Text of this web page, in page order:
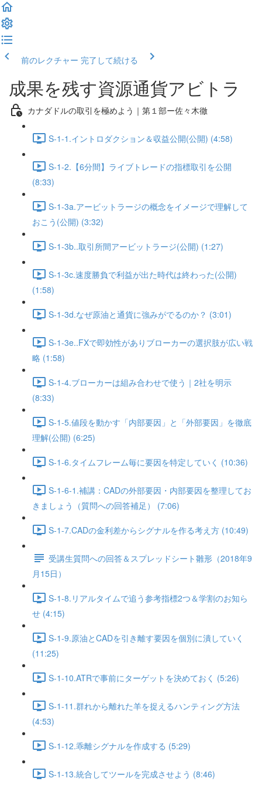
前のレクチャー 完了して続ける
成果を残す資源通貨アビトラ
カナダドルの取引を極めよう｜第１部ー佐々木徹
S-1-1.イントロダクション＆収益公開(公開) (4:58)
S-1-2.【6分間】ライブトレードの指標取引を公開
(8:33)
S-1-3a.アービットラージの概念をイメージで理解して
おこう(公開) (3:32)
S-1-3b..取引所間アービットラージ(公開) (1:27)
S-1-3c.速度勝負で利益が出た時代は終わった(公開)
(1:58)
S-1-3d.なぜ原油と通貨に強みがでるのか？ (3:01)
S-1-3e..FXで即効性がありブローカーの選択肢が広い戦
略 (1:58)
S-1-4.ブローカーは組み合わせで使う｜2社を明示
(8:33)
S-1-5.値段を動かす「内部要因」と「外部要因」を徹底
理解(公開) (6:25)
S-1-6.タイムフレーム毎に要因を特定していく (10:36)
S-1-6-1.補講：CADの外部要因・内部要因を整理してお
きましょう（質問への回答補足） (7:06)
S-1-7.CADの金利差からシグナルを作る考え方 (10:49)
受講生質問への回答＆スプレッドシート雛形（2018年9
月15日）
S-1-8.リアルタイムで追う参考指標2つ＆学割のお知ら
せ (4:15)
S-1-9.原油とCADを引き離す要因を個別に潰していく
(11:25)
S-1-10.ATRで事前にターゲットを決めておく (5:26)
S-1-11.群れから離れた羊を捉えるハンティング方法
(4:53)
S-1-12.乖離シグナルを作成する (5:29)
S-1-13.統合してツールを完成させよう (8:46)